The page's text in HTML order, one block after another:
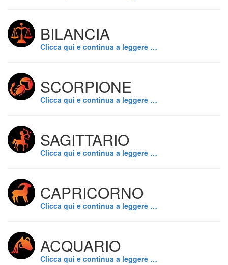
BILANCIA
Clicca qui e continua a leggere …
SCORPIONE
Clicca qui e continua a leggere …
SAGITTARIO
Clicca qui e continua a leggere …
CAPRICORNO
Clicca qui e continua a leggere …
ACQUARIO
Clicca qui e continua a leggere …